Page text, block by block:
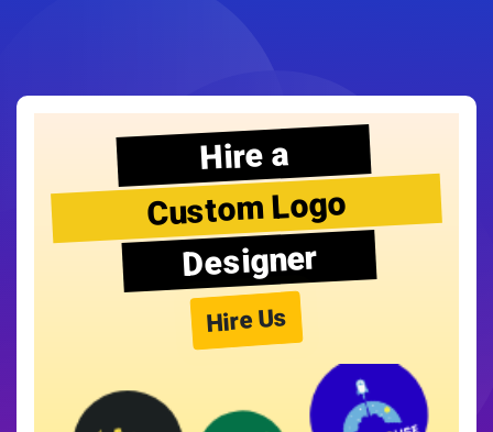
Hire a
Custom Logo
Designer
Hire Us